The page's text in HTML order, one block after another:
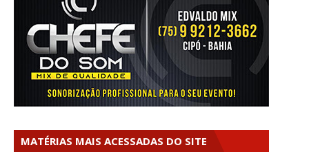
MATÉRIAS MAIS ACESSADAS DO SITE